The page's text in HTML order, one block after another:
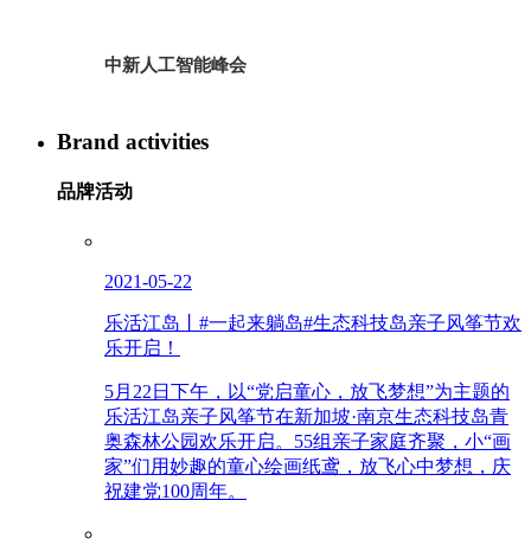
中新人工智能峰会
Brand activities
品牌活动
2021-05-22
乐活江岛丨#一起来躺岛#生态科技岛亲子风筝节欢
乐开启！
5月22日下午，以“党启童心，放飞梦想”为主题的
乐活江岛亲子风筝节在新加坡·南京生态科技岛青
奥森林公园欢乐开启。55组亲子家庭齐聚，小“画
家”们用妙趣的童心绘画纸鸢，放飞心中梦想，庆
祝建党100周年。